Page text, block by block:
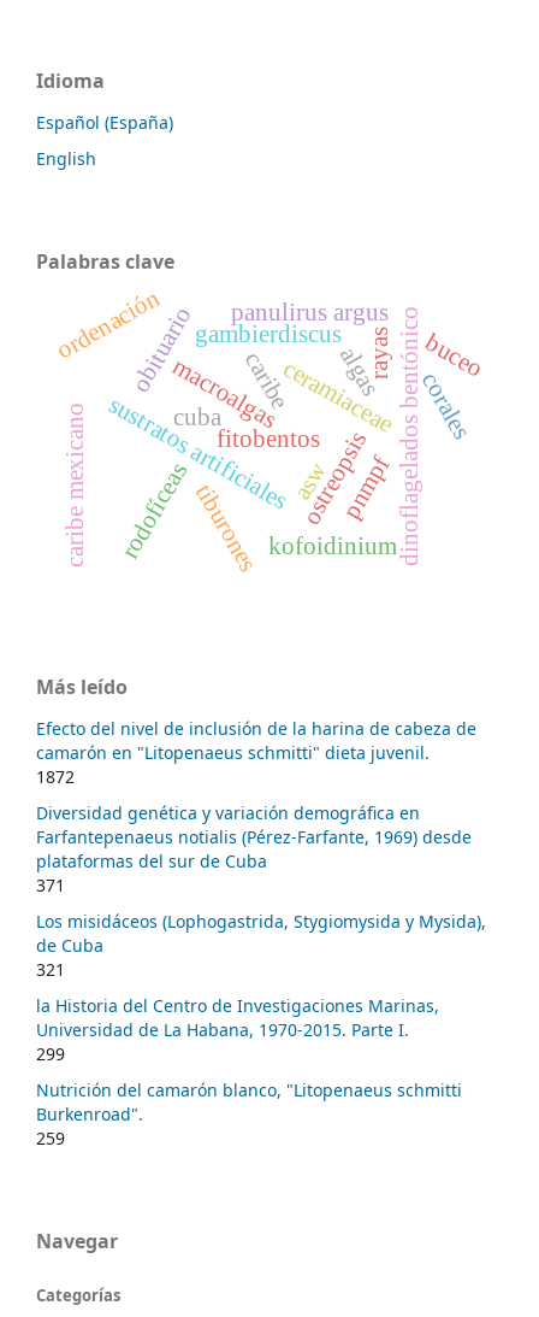
Idioma
Español (España)
English
Palabras clave
caribeceramiaceae
macroalgas
rodofíceas
fitobentos
obituario
cuba dinoflagelados bentónico
sustratos artificiales
gambierdiscus
ostreopsis
algas corales
pnmpf
tiburones
rayas
caribe mexicano kofoidinium
ordenación panulirus argus
asw
buceo
Más leído
Efecto del nivel de inclusión de la harina de cabeza de
camarón en "Litopenaeus schmitti" dieta juvenil.
1872
Diversidad genética y variación demográfica en
Farfantepenaeus notialis (Pérez-Farfante, 1969) desde
plataformas del sur de Cuba
371
Los misidáceos (Lophogastrida, Stygiomysida y Mysida),
de Cuba
321
la Historia del Centro de Investigaciones Marinas,
Universidad de La Habana, 1970-2015. Parte I.
299
Nutrición del camarón blanco, "Litopenaeus schmitti
Burkenroad".
259
Navegar
Categorías